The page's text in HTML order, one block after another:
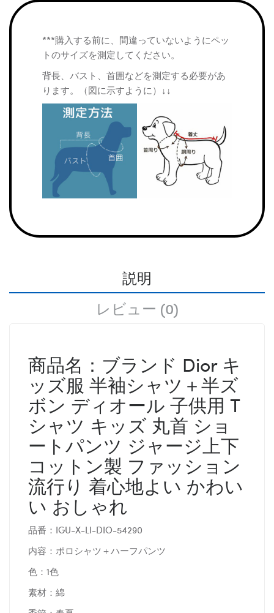
***購入する前に、間違っていないようにペッ
トのサイズを測定してください。
背長、バスト、首囲などを測定する必要があ
ります。（図に示すように）↓↓
説明
レビュー (0)
商品名：ブランド Dior キ
ッズ服 半袖シャツ＋半ズ
ボン ディオール 子供用 T
シャツ キッズ 丸首 ショ
ートパンツ ジャージ上下
コットン製 ファッション
流行り 着心地よい かわい
い おしゃれ
品番：IGU-X-LI-DIO-54290
内容：ポロシャツ＋ハーフパンツ
色：1色
素材：綿